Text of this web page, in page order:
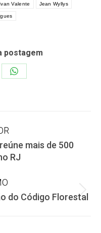
Ivan Valente Jean Wyllys
postagem
Share
mais de 500
RJ
do Código Florestal